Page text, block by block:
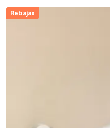
Rebajas